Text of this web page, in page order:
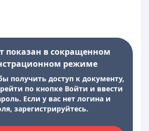
показан в сокращенном
режиме
получить доступ к документу,
по кнопке Войти и ввести
Если у вас нет логина и
зарегистрируйтесь.